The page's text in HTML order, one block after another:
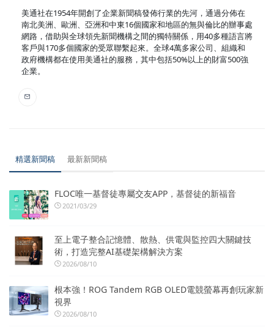
美通社在1954年開創了企業新聞稿發佈行業的先河，通過分佈在
南北美洲、歐洲、亞洲和中東16個國家和地區的無與倫比的辦事處
網路，借助與全球領先新聞機構之間的獨特關係，用40多種語言將
客戶與170多個國家的受眾聯繫起來。全球4萬多家公司、組織和
政府機構都在使用美通社的服務，其中包括50%以上的財富500強
企業。
精選新聞稿 最新新聞稿
FLOC唯一基督徒專屬交友APP，基督徒的新福音
2021/03/29
至上電子整合記憶體、散熱、供電與監控四大關鍵技
術，打造完整AI基礎架構解決方案
2026/08/10
根本強！ROG Tandem RGB OLED電競螢幕再創玩家新
視界
2026/08/10